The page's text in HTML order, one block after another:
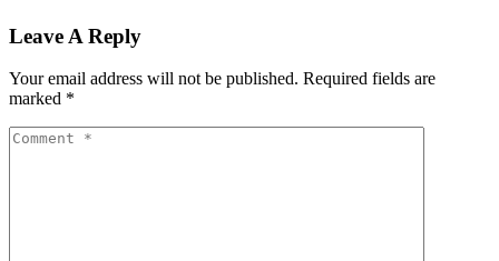
Leave A Reply
Your email address will not be published. Required fields are
marked *